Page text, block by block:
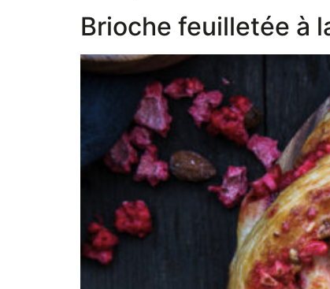
Brioche feuilletée à